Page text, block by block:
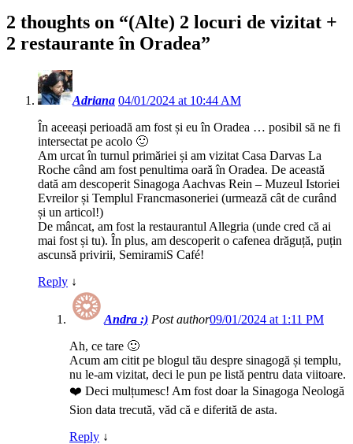
2 thoughts on “(Alte) 2 locuri de vizitat +
2 restaurante în Oradea”
Adriana 04/01/2024 at 10:44 AM
În aceeași perioadă am fost și eu în Oradea … posibil să ne fi
intersectat pe acolo 🙂
Am urcat în turnul primăriei și am vizitat Casa Darvas La
Roche când am fost penultima oară în Oradea. De această
dată am descoperit Sinagoga Aachvas Rein – Muzeul Istoriei
Evreilor și Templul Francmasoneriei (urmează cât de curând
și un articol!)
De mâncat, am fost la restaurantul Allegria (unde cred că ai
mai fost și tu). În plus, am descoperit o cafenea drăguță, puțin
ascunsă privirii, SemiramiS Café!
Reply ↓
Andra :) Post author09/01/2024 at 1:11 PM
Ah, ce tare 🙂
Acum am citit pe blogul tău despre sinagogă și templu,
nu le-am vizitat, deci le pun pe listă pentru data viitoare.
❤️ Deci mulțumesc! Am fost doar la Sinagoga Neologă
Sion data trecută, văd că e diferită de asta.
Reply ↓